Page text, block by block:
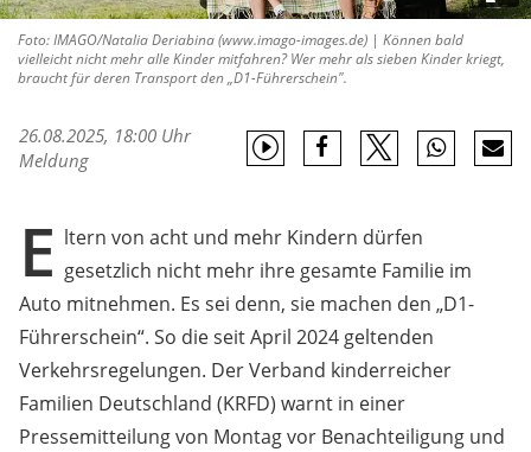
Foto: IMAGO/Natalia Deriabina (www.imago-images.de) | Können bald
vielleicht nicht mehr alle Kinder mitfahren? Wer mehr als sieben Kinder kriegt,
braucht für deren Transport den „D1-Führerschein".
26.08.2025, 18:00 Uhr
Meldung
E ltern von acht und mehr Kindern dürfen
gesetzlich nicht mehr ihre gesamte Familie im
Auto mitnehmen. Es sei denn, sie machen den „D1-
Führerschein“. So die seit April 2024 geltenden
Verkehrsregelungen. Der Verband kinderreicher
Familien Deutschland (KRFD) warnt in einer
Pressemitteilung von Montag vor Benachteiligung und